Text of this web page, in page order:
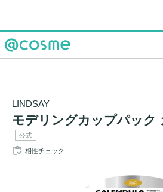
LINDSAY
モデリングカップパック
公式
相性チェック